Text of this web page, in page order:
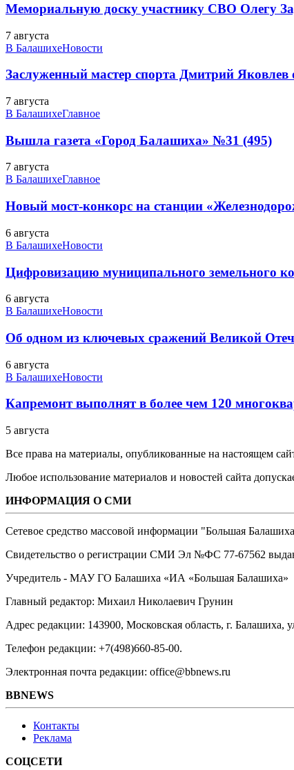
Мемориальную доску участнику СВО Олегу
7 августа
В БалашихеНовости
Заслуженный мастер спорта Дмитрий Яковлев
7 августа
В БалашихеГлавное
Вышла газета «Город Балашиха» №31 (495)
7 августа
В БалашихеГлавное
Новый мост-конкорс на станции
6 августа
В БалашихеНовости
Цифровизацию муниципального земельного
6 августа
В БалашихеНовости
Об одном из ключевых сражений Великой
6 августа
В БалашихеНовости
Капремонт выполнят в более чем 120
5 августа
Все права на материалы, опубликованные на настоящем
Любое использование материалов и новостей сайта
ИНФОРМАЦИЯ О СМИ
Сетевое средство массовой информации "Большая
Свидетельство о регистрации СМИ Эл №ФС ‎77-67562
Учредитель - МАУ ГО Балашиха «ИА «Большая Балашиха»
Главный редактор: Михаил Николаевич Грунин
Адрес редакции: 143900, Московская область, г. Балашиха,
Телефон редакции: +7(498)660-85-00.
Электронная почта редакции: office@bbnews.ru
BBNEWS
Контакты
Реклама
СОЦСЕТИ